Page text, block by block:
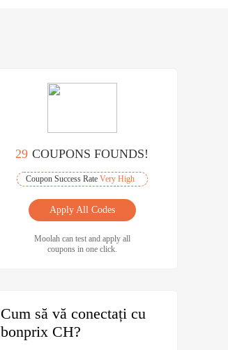
29 COUPONS FOUNDS!
Coupon Success Rate Very High
Apply All Codes
Moolah can test and apply all
coupons in one click.
Cum să vă conectați cu
bonprix CH?